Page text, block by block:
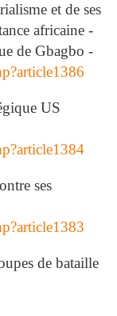
et de ses
africaine -
de Gbagbo -
US
ses
de bataille